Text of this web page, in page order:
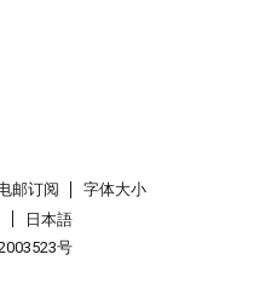
邮订阅
字体大小
日本語
号